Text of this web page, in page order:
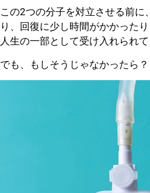
この2つの分子を対立させる前
り、回復に少し時間がかかった
人生の一部として受け入れられて
でも、もしそうじゃなかったら？